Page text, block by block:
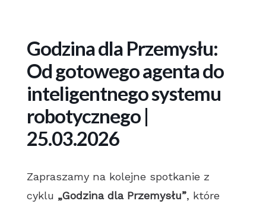
Godzina dla Przemysłu:
Od gotowego agenta do
inteligentnego systemu
robotycznego |
25.03.2026
Zapraszamy na kolejne spotkanie z
cyklu „Godzina dla Przemysłu”, które